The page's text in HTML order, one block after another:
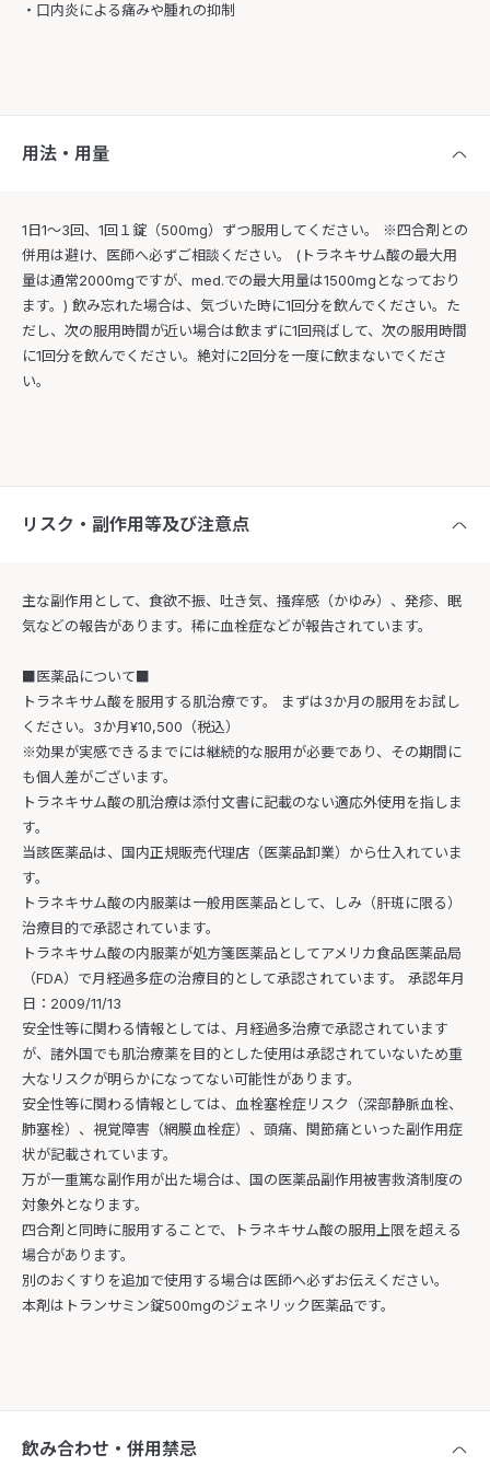
・口内炎による痛みや腫れの抑制
用法・用量
1日1〜3回、1回１錠（500mg）ずつ服用してください。 ※四合剤との
併用は避け、医師へ必ずご相談ください。 (トラネキサム酸の最大用
量は通常2000mgですが、med.での最大用量は1500mgとなっており
ます。) 飲み忘れた場合は、気づいた時に1回分を飲んでください。た
だし、次の服用時間が近い場合は飲まずに1回飛ばして、次の服用時間
に1回分を飲んでください。絶対に2回分を一度に飲まないでくださ
い。
リスク・副作用等及び注意点
主な副作用として、食欲不振、吐き気、掻痒感（かゆみ）、発疹、眠
気などの報告があります。稀に血栓症などが報告されています。
■医薬品について■
トラネキサム酸を服用する肌治療です。 まずは3か月の服用をお試し
ください。3か月¥10,500（税込）
※効果が実感できるまでには継続的な服用が必要であり、その期間に
も個人差がございます。
トラネキサム酸の肌治療は添付文書に記載のない適応外使用を指しま
す。
当該医薬品は、国内正規販売代理店（医薬品卸業）から仕入れていま
す。
トラネキサム酸の内服薬は一般用医薬品として、しみ（肝斑に限る）
治療目的で承認されています。
トラネキサム酸の内服薬が処方箋医薬品としてアメリカ食品医薬品局
（FDA）で月経過多症の治療目的として承認されています。 承認年月
日：2009/11/13
安全性等に関わる情報としては、月経過多治療で承認されています
が、諸外国でも肌治療薬を目的とした使用は承認されていないため重
大なリスクが明らかになってない可能性があります。
安全性等に関わる情報としては、血栓塞栓症リスク（深部静脈血栓、
肺塞栓）、視覚障害（網膜血栓症）、頭痛、関節痛といった副作用症
状が記載されています。
万が一重篤な副作用が出た場合は、国の医薬品副作用被害救済制度の
対象外となります。
四合剤と同時に服用することで、トラネキサム酸の服用上限を超える
場合があります。
別のおくすりを追加で使用する場合は医師へ必ずお伝えください。
本剤はトランサミン錠500mgのジェネリック医薬品です。
飲み合わせ・併用禁忌